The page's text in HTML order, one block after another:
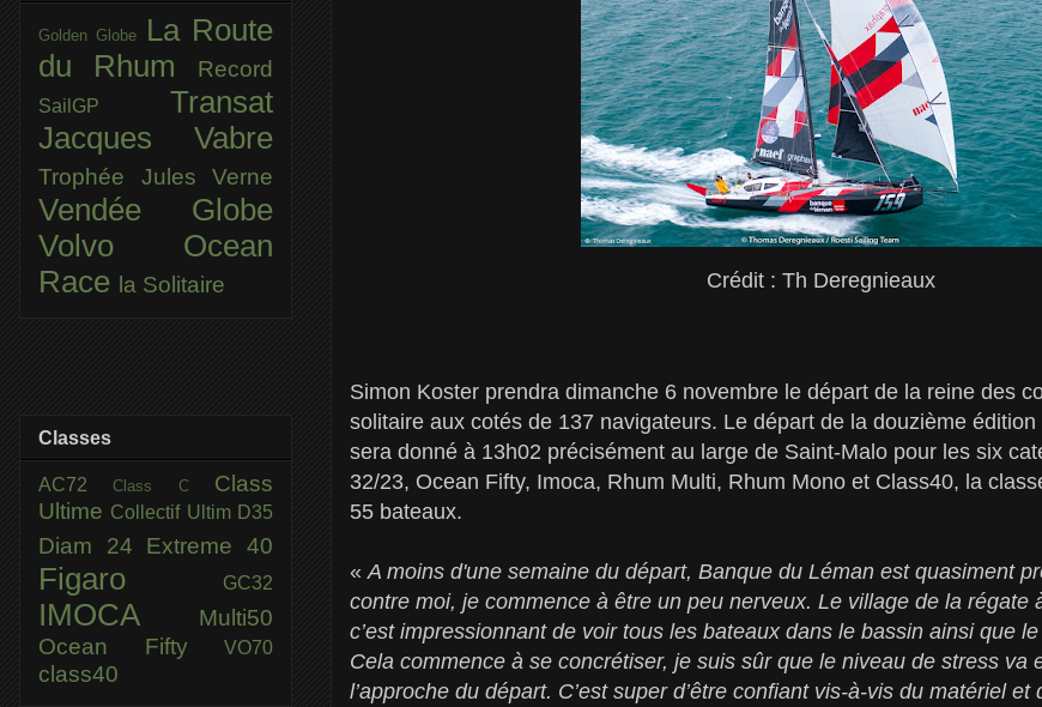
Crédit : Th Deregnieaux
Simon Koster prendra dimanche 6 novembre le départ de la reine des
solitaire aux cotés de 137 navigateurs. Le départ de la douzième
sera donné à 13h02 précisément au large de Saint-Malo pour les six
32/23, Ocean Fifty, Imoca, Rhum Multi, Rhum Mono et Class40, la
55 bateaux.
« A moins d'une semaine du départ, Banque du Léman est quasiment
contre moi, je commence à être un peu nerveux. Le village de la régate
c’est impressionnant de voir tous les bateaux dans le bassin ainsi que
Cela commence à se concrétiser, je suis sûr que le niveau de stress va
l’approche du départ. C’est super d’être confiant vis-à-vis du matériel
Golden Globe
La Route
du Rhum
Record
SailGP Transat
Jacques Vabre
Trophée Jules Verne
Vendée Globe
Volvo Ocean
Race la Solitaire
Classes
AC72Class C Class
Ultime Collectif Ultim D35
Diam 24 Extreme 40
Figaro GC32
IMOCA
Multi50
Ocean Fifty
VO70
class40